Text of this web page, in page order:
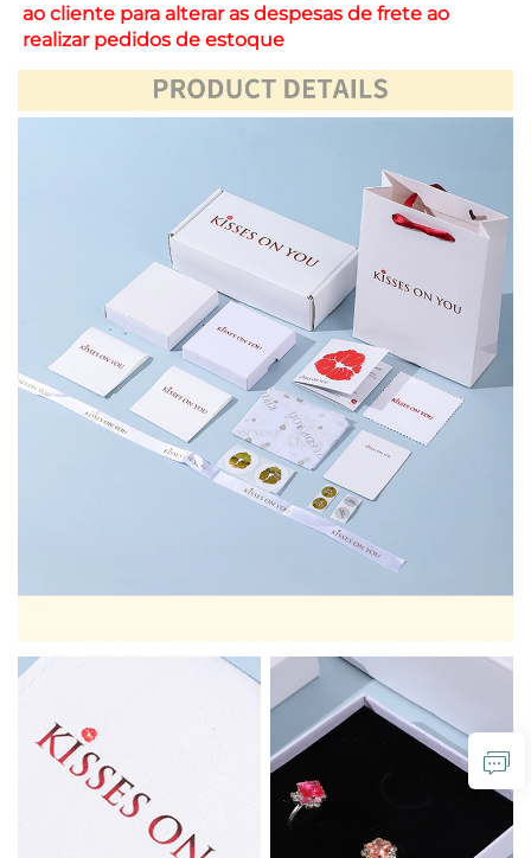
ao cliente para alterar as despesas de frete ao
realizar pedidos de estoque